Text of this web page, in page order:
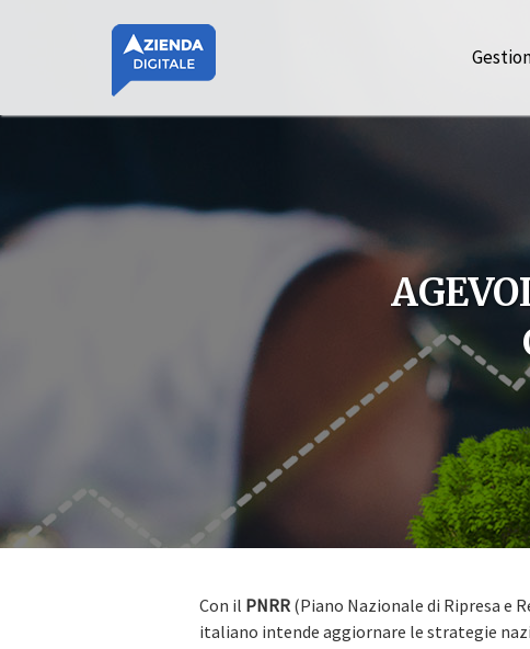
Con il PNRR (Piano Nazionale di Ripresa e
italiano intende aggiornare le strategie